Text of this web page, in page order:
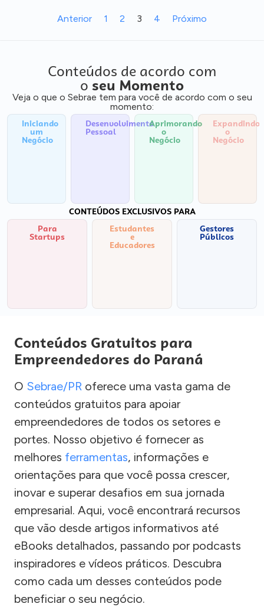
Anterior 1 2 3 4 Próximo
Conteúdos de acordo com
o seu Momento
Veja o que o Sebrae tem para você de acordo com o seu
momento:
Iniciando
um
Negócio
Desenvolvimento
Pessoal
Aprimorando
o
Negócio
Expandindo
o
Negócio
CONTEÚDOS EXCLUSIVOS PARA
Para
Startups
Estudantes
e
Educadores
Gestores
Públicos
Conteúdos Gratuitos para
Empreendedores do Paraná
O Sebrae/PR oferece uma vasta gama de
conteúdos gratuitos para apoiar
empreendedores de todos os setores e
portes. Nosso objetivo é fornecer as
melhores ferramentas, informações e
orientações para que você possa crescer,
inovar e superar desafios em sua jornada
empresarial. Aqui, você encontrará recursos
que vão desde artigos informativos até
eBooks detalhados, passando por podcasts
inspiradores e vídeos práticos. Descubra
como cada um desses conteúdos pode
beneficiar o seu negócio.